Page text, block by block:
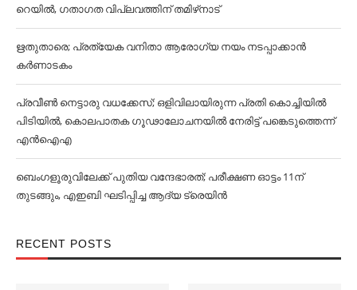
റെയില്‍, ഗതാഗത വിപ്ലവത്തിന് തമിഴ്‌നാട്
ഋതുതാരെ; പ്രത്യേക വനിതാ ആരോഗ്യ നയം നടപ്പാക്കാൻ
കര്‍ണാടകം
പ്രവീൺ നെട്ടാരു വധക്കേസ്; ഒളിവിലായിരുന്ന പ്രതി കൊച്ചിയിൽ
പിടിയിൽ, കൊലപാതക ഗൂഢാലോചനയിൽ നേരിട്ട് പങ്കെടുത്തെന്ന്
എൻഐഎ
ബെംഗളൂരുവിലേക്ക് പുതിയ വന്ദേഭാരത്; പരീക്ഷണ ഓട്ടം 11ന്
തുടങ്ങും, എഇബി ഘടിപ്പിച്ച ആദ്യ ട്രെയിന്‍
RECENT POSTS